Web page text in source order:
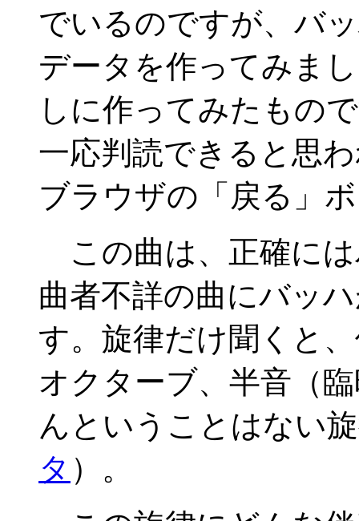
でいるのですが、バ
データを作ってみま
しに作ってみたもの
一応判読できると思
ブラウザの「戻る」
この曲は、正確に
曲者不詳の曲にバッ
す。旋律だけ聞くと
オクターブ、半音（
んということはない
タ ）。